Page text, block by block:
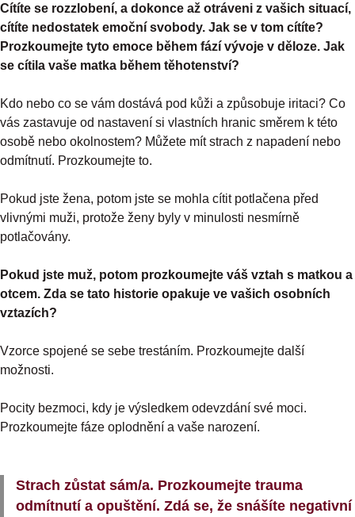
Cítíte se rozzlobení, a dokonce až otráveni z vašich situací,
cítíte nedostatek emoční svobody. Jak se v tom cítíte?
Prozkoumejte tyto emoce během fází vývoje v děloze. Jak
se cítila vaše matka během těhotenství?
Kdo nebo co se vám dostává pod kůži a způsobuje iritaci? Co
vás zastavuje od nastavení si vlastních hranic směrem k této
osobě nebo okolnostem? Můžete mít strach z napadení nebo
odmítnutí. Prozkoumejte to.
Pokud jste žena, potom jste se mohla cítit potlačena před
vlivnými muži, protože ženy byly v minulosti nesmírně
potlačovány.
Pokud jste muž, potom prozkoumejte váš vztah s matkou a
otcem. Zda se tato historie opakuje ve vašich osobních
vztazích?
Vzorce spojené se sebe trestáním. Prozkoumejte další
možnosti.
Pocity bezmoci, kdy je výsledkem odevzdání své moci.
Prozkoumejte fáze oplodnění a vaše narození.
Strach zůstat sám/a. Prozkoumejte trauma
odmítnutí a opuštění. Zdá se, že snášíte negativní